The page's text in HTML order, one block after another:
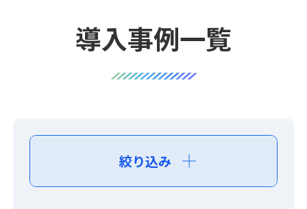
導入事例一覧
絞り込み